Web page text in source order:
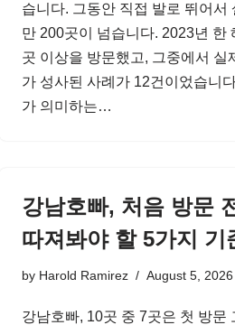
습니다. 그동안 직접 발로 뛰어서
만 200곳이 넘습니다. 2023년 한
곳 이상을 방문했고, 그중에서 실
가 성사된 사례가 12건이었습니
가 의미하는…
강남호빠, 처음 방문
따져봐야 할 5가지 기
by Harold Ramirez August 5, 2026
강남호빠, 10곳 중 7곳은 첫 방문